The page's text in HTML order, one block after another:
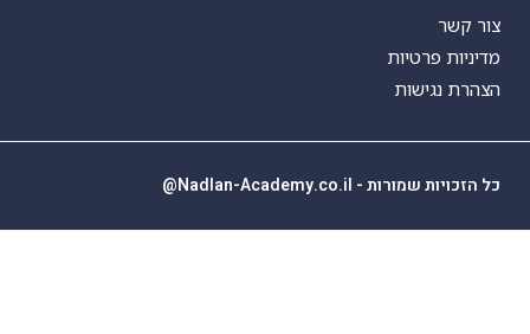
צור קשר
מדיניות פרטיות
הצהרת נגישות
כל הזכויות שמורות - Nadlan-Academy.co.il@